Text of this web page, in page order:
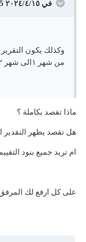
في ١٥‏/٤‏/٢٠٢٤ at 20:55,
وكذلك يكون التقرير
من شهر ١الى شهر ١٢
ماذا تقصد بكاملة ؟
هل تقصد يظهر
ام تريد جميع بنود التقييم خلال 12 شهر
على كل ارفع لك المرفق